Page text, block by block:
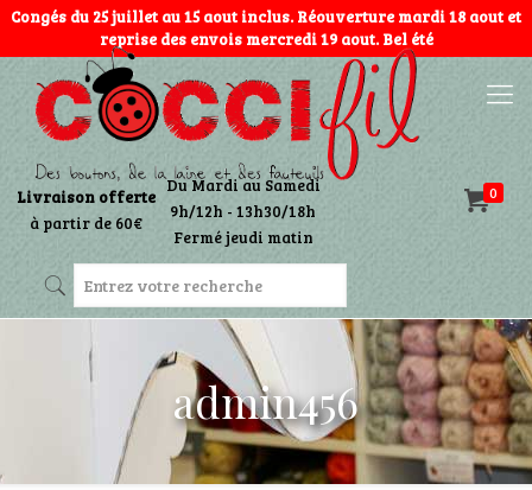
Congés du 25 juillet au 15 aout inclus. Réouverture mardi 18 aout et
reprise des envois mercredi 19 aout. Bel été
0
Livraison offerte
à partir de 60€
Du Mardi au Samedi
9h/12h - 13h30/18h
Fermé jeudi matin
admin456